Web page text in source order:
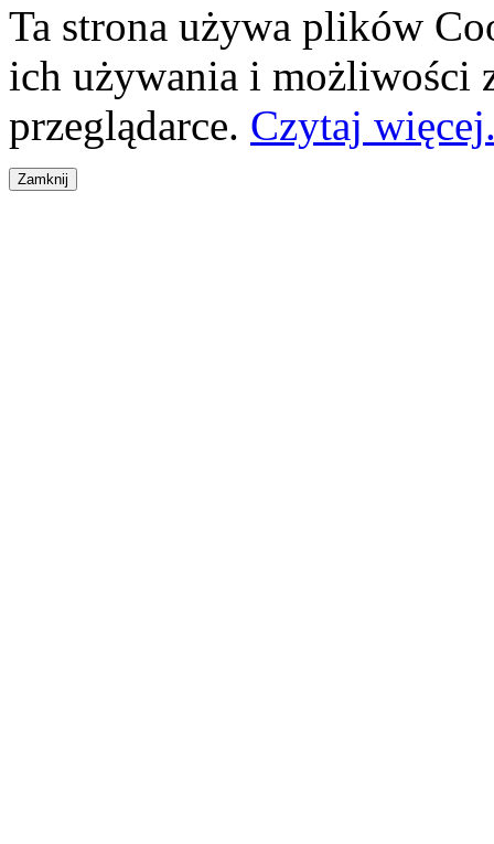
Ta strona używa plików
ich używania i możliwości
przeglądarce. Czytaj